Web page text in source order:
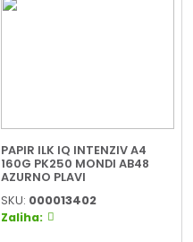
PAPIR ILK IQ INTENZIV A4
160G PK250 MONDI AB48
AZURNO PLAVI
SKU: 000013402
Zaliha: